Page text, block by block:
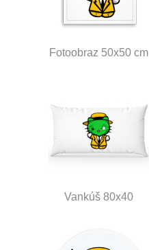
Fotoobraz 50x50 cm
Vankúš 80x40